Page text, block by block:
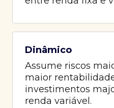
Dinâmico
Assume riscos
maior
investimentos
renda variável.